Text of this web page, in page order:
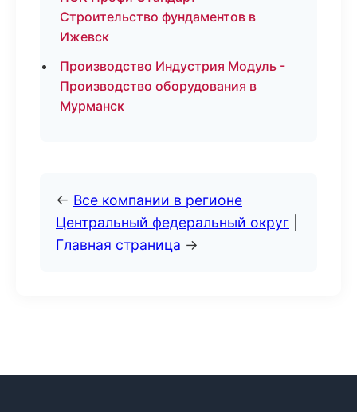
Строительство фундаментов в
Ижевск
Производство Индустрия Модуль -
Производство оборудования в
Мурманск
← Все компании в регионе
Центральный федеральный округ
Главная страница →